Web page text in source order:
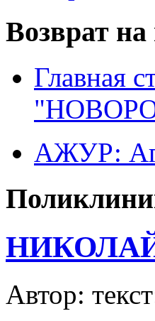
Возврат
Главная
АЖУР:
НИКОЛАЙ
Автор: